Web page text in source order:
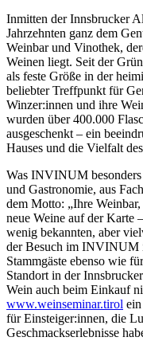
Inmitten der Innsbrucker
Jahrzehnten ganz dem
Weinbar und Vinothek,
Weinen liegt. Seit der
als feste Größe in der
beliebter Treffpunkt für
Winzer:innen und ihre
wurden über 400.000
ausgeschenkt – ein
Hauses und die Vielfalt
Was INVINUM
und Gastronomie, aus
dem Motto: „Ihre
neue Weine auf der Karte
wenig bekannten, aber
der Besuch im INVINUM
Stammgäste ebenso wie
Standort in der
Wein auch beim Einkauf
www.weinseminar.tirol
für Einsteiger:innen, die
Geschmackserlebnisse